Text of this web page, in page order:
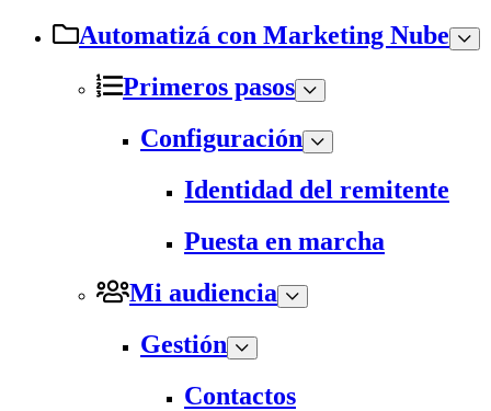
Automatizá con Marketing Nube
Primeros pasos
Configuración
Identidad del remitente
Puesta en marcha
Mi audiencia
Gestión
Contactos